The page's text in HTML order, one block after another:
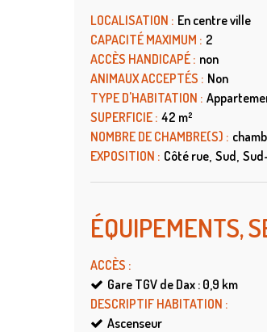
LOCALISATION : En centre ville
CAPACITÉ MAXIMUM : 2
ACCÈS HANDICAPÉ : non
ANIMAUX ACCEPTÉS : Non
TYPE D'HABITATION :
SUPERFICIE : 42 m²
NOMBRE DE CHAMBRE(S) :
EXPOSITION : Côté rue Sud
ÉQUIPEMENTS,
ACCÈS :
Gare TGV de Dax : 0,9 km
DESCRIPTIF HABITATION :
Ascenseur